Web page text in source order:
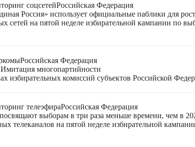
соцсетейРоссийская Федерация
Россия» использует официальные паблики для
сетей на пятой неделе избирательной кампании по
Российская Федерация
Имитация многопартийности
избирательных комиссий субъектов Российской
телеэфираРоссийская Федерация
выборам в три раза меньше времени, чем в
телеканалов на пятой неделе избирательной